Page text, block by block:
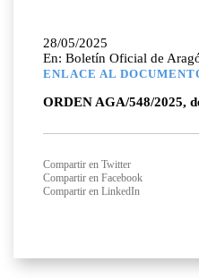
28/05/2025
En: Boletín Oficial de
ENLACE AL
ORDEN AGA/548/2025,
Compartir en Twitter
Compartir en Facebook
Compartir en LinkedIn